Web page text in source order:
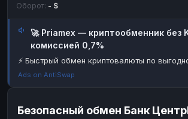
Т-Банк RUB Т-Банк
ЗК
НАЛИЧНЫЕ ДЕНЬГИ
Оборот: - $
🚀 Priamex — криптообменник без
комиссией 0,7%
⚡ Быстрый обмен криптовалюты по
Ads on AntiSwap
Безопасный обмен Банк